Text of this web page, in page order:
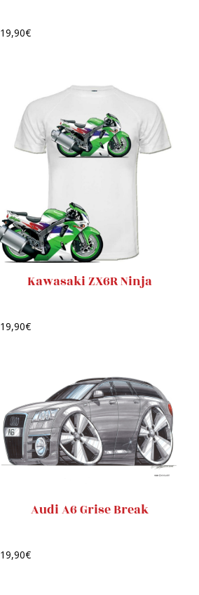
19,90€
Kawasaki ZX6R Ninja
19,90€
Audi A6 Grise Break
19,90€